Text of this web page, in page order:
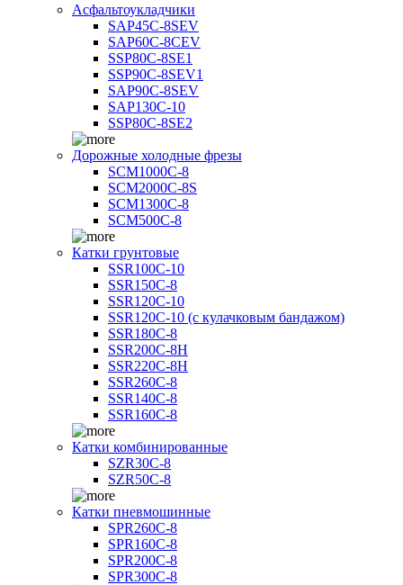
Асфальтоукладчики
SAP45С-8SEV
SAP60C-8CEV
SSP80C-8SE1
SSP90C-8SEV1
SAP90C-8SEV
SAP130C-10
SSP80C-8SE2
Дорожные холодные фрезы
SCM1000C-8
SCM2000C-8S
SCM1300C-8
SCM500C-8
Катки грунтовые
SSR100C-10
SSR150C-8
SSR120C-10
SSR120C-10 (с кулачковым бандажом)
SSR180C-8
SSR200C-8H
SSR220C-8H
SSR260C-8
SSR140C-8
SSR160C-8
Катки комбинированные
SZR30C-8
SZR50C-8
Катки пневмошинные
SPR260C-8
SPR160C-8
SPR200C-8
SPR300C-8